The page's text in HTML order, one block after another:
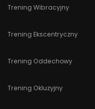
Trening Wibracyjny
Trening Ekscentryczny
Trening Oddechowy
Trening Okluzyjny